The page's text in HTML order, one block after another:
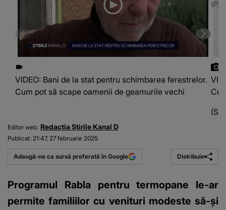
VIDEO: Bani de la stat pentru schimbarea ferestrelor.
Cum pot să scape oamenii de geamurile vechi
Editor web: Redacția Știrile Kanal D
Publicat: 21:47, 27 februarie 2025
Adaugă-ne ca sursă preferată în Google Distribuie
Programul Rabla pentru termopane le-ar
permite familiilor cu venituri modeste să-și